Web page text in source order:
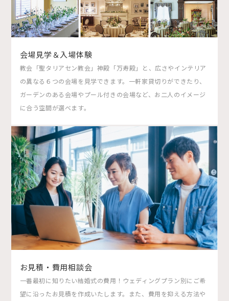
会場見学＆入場体験
教会「聖タリアセン教会」神殿「万寿殿」と、広さやインテリア
の異なる６つの会場を見学できます。一軒家貸切りができたり、
ガーデンのある会場やプール付きの会場など、お二人のイメージ
に合う空間が選べます。
お見積・費用相談会
一番最初に知りたい結婚式の費用！ウェディングプラン別にご希
望に沿ったお見積を作成いたします。また、費用を抑える方法や